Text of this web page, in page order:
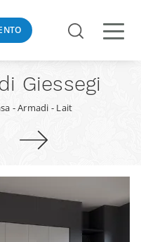
Giessegi
-Armadi - Lait